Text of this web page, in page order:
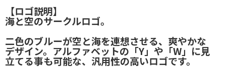
【ロゴ説明】
海と空のサークルロゴ。
二色のブルーが空と海を連想させる、爽やかな
デザイン。アルファベットの「Y」や「W」に見
立てる事も可能な、汎用性の高いロゴです。